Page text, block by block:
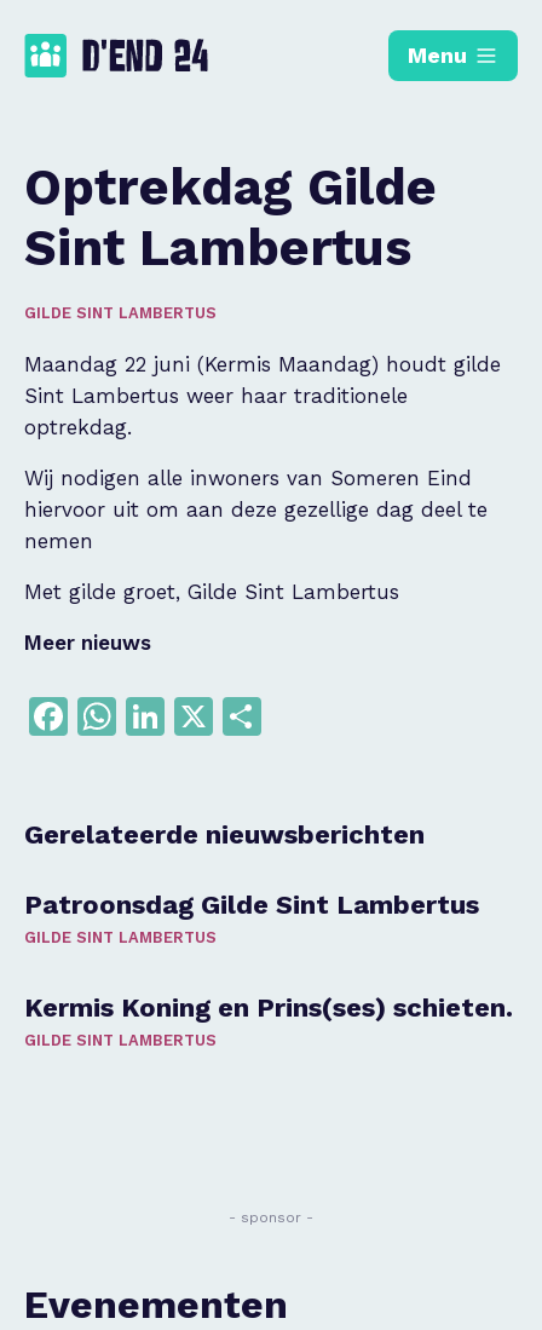
Menu
Optrekdag Gilde
Sint Lambertus
GILDE SINT LAMBERTUS
Maandag 22 juni (Kermis Maandag) houdt gilde
Sint Lambertus weer haar traditionele
optrekdag.
Wij nodigen alle inwoners van Someren Eind
hiervoor uit om aan deze gezellige dag deel te
nemen
Met gilde groet, Gilde Sint Lambertus
Meer nieuws
Facebook
WhatsApp
LinkedIn
X
Gerelateerde nieuwsberichten
Patroonsdag Gilde Sint Lambertus
GILDE SINT LAMBERTUS
Kermis Koning en Prins(ses) schieten.
GILDE SINT LAMBERTUS
- sponsor -
Evenementen